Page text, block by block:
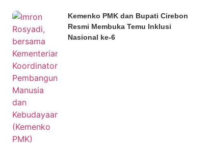
Kemenko PMK dan Bupati Cirebon
Resmi Membuka Temu Inklusi
Nasional ke-6